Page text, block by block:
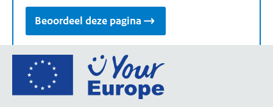
Beoordeel deze pagina
Ga
de